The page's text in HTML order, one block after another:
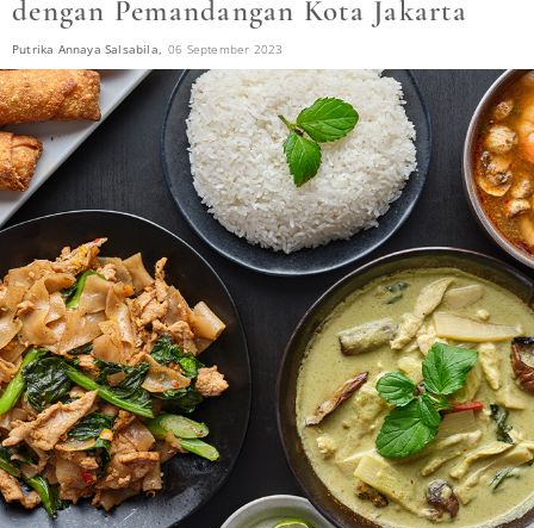
dengan Pemandangan Kota Jakarta
Putrika Annaya Salsabila, 06 September 2023